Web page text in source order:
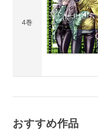
4巻
おすすめ作品